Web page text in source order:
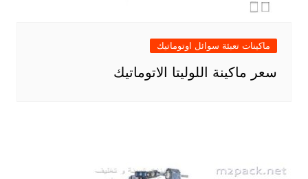
ماكينات تعبئة سوائل اوتوماتيك
سعر ماكينة اللوليتا الاتوماتيك